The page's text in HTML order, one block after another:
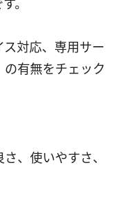
。
対応、専用サー
有無をチェック
、使いやすさ、